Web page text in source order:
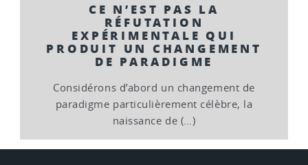
CE N’EST PAS LA
RÉFUTATION
EXPÉRIMENTALE QUI
PRODUIT UN CHANGEMENT
DE PARADIGME
Considérons d’abord un changement de
paradigme particulièrement célèbre, la
naissance de (…)